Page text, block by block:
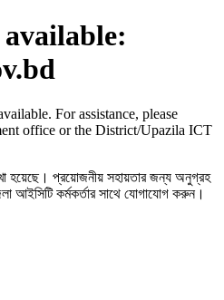
For assistance, please
office or the District/Upazila ICT
হয়েছে। প্রয়োজনীয় সহায়তার জন্য অনুগ্রহ
আইসিটি কর্মকর্তার সাথে যোগাযোগ করুন।